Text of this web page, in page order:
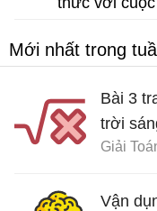
Mới nhất trong
Bài 3
trời
Giải
Vận